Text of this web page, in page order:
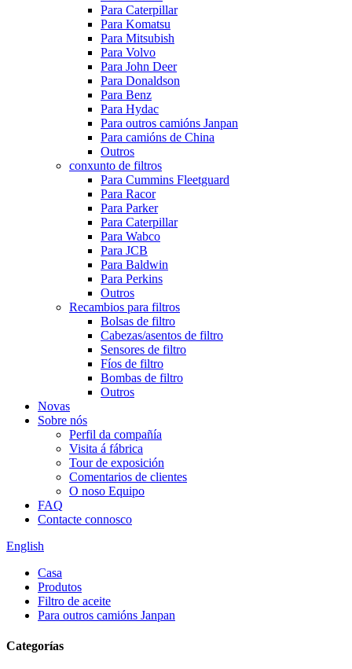
Para Caterpillar
Para Komatsu
Para Mitsubish
Para Volvo
Para John Deer
Para Donaldson
Para Benz
Para Hydac
Para outros camións Janpan
Para camións de China
Outros
conxunto de filtros
Para Cummins Fleetguard
Para Racor
Para Parker
Para Caterpillar
Para Wabco
Para JCB
Para Baldwin
Para Perkins
Outros
Recambios para filtros
Bolsas de filtro
Cabezas/asentos de filtro
Sensores de filtro
Fíos de filtro
Bombas de filtro
Outros
Novas
Sobre nós
Perfil da compañía
Visita á fábrica
Tour de exposición
Comentarios de clientes
O noso Equipo
FAQ
Contacte connosco
English
Casa
Produtos
Filtro de aceite
Para outros camións Janpan
Categorías